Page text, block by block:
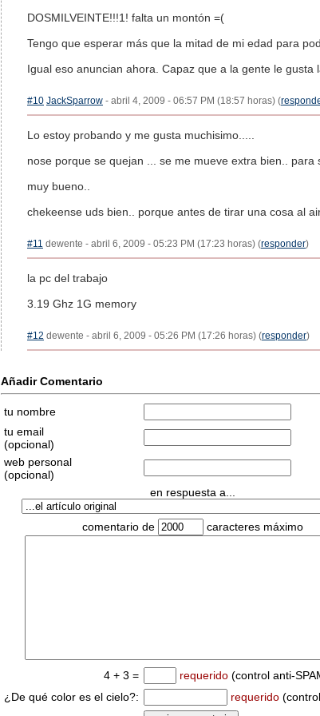
DOSMILVEINTE!!!1! falta un montón =(
Tengo que esperar más que la mitad de mi edad para
Igual eso anuncian ahora. Capaz que a la gente le
#10 JackSparrow - abril 4, 2009 - 06:57 PM (18:57 horas) (
Lo estoy probando y me gusta muchisimo.....
nose porque se quejan ... se me mueve extra bien..
muy bueno..
chekeense uds bien.. porque antes de tirar una cosa al
#11 dewente - abril 6, 2009 - 05:23 PM (17:23 horas) (responder)
la pc del trabajo
3.19 Ghz 1G memory
#12 dewente - abril 6, 2009 - 05:26 PM (17:26 horas) (responder)
Añadir Comentario
tu nombre
tu email
(opcional)
web personal
(opcional)
en respuesta a...
comentario de caracteres máximo
4 + 3 = requerido (control anti-
¿De qué color es el cielo?:
requerido